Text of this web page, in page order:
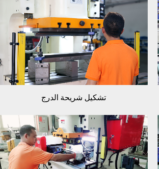
تشكيل شريحة الدرج